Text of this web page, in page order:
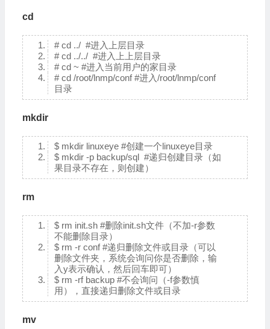
cd
# cd ../ #进入上层目录
# cd ../../ #进入上上层目录
# cd ~ #进入当前用户的家目录
# cd /root/lnmp/conf #进入/root/lnmp/conf
目录
mkdir
$ mkdir linuxeye #创建一个linuxeye目录
$ mkdir -p backup/sql #递归创建目录（如
果目录不存在，则创建）
rm
$ rm init.sh #删除init.sh文件（不加-r参数
不能删除目录）
$ rm -r conf #递归删除文件或目录（可以
删除文件夹，系统会询问你是否删除，输
入y表示确认，然后回车即可）
$ rm -rf backup #不会询问（-f参数慎
用），直接递归删除文件或目录
mv